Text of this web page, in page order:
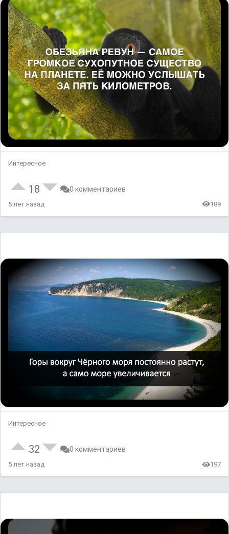
Интересное
18 0 комментариев
5 лет назад 189
Интересное
32 0 комментариев
5 лет назад 197